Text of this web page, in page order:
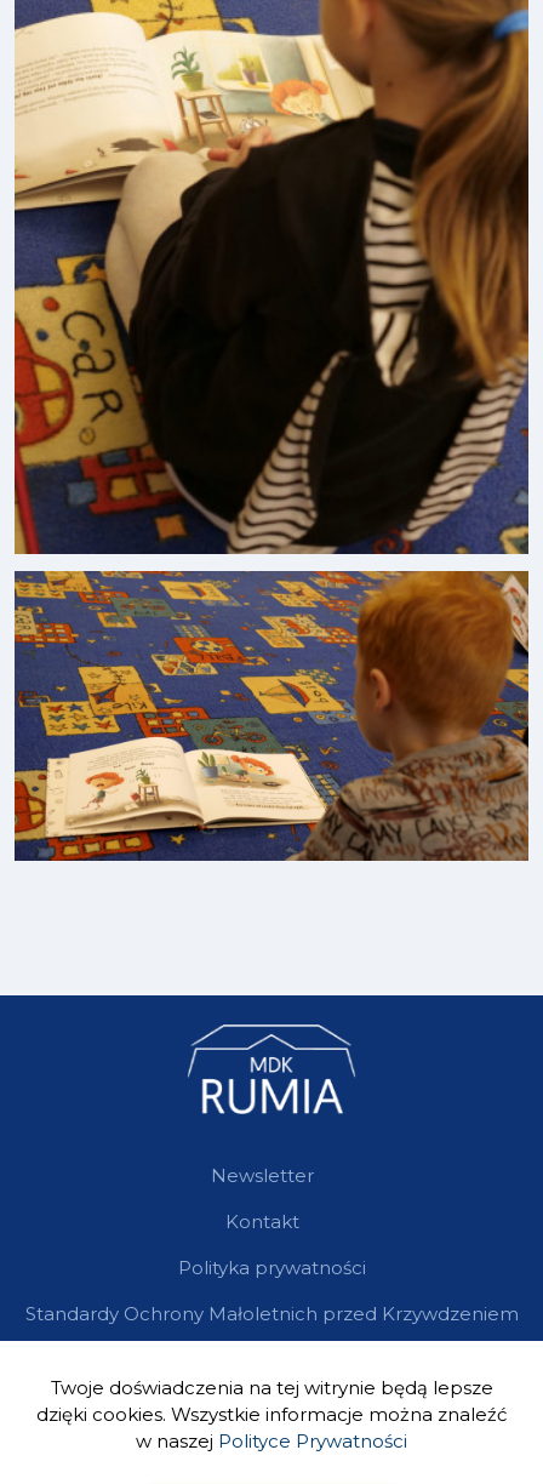
Newsletter
Kontakt
Polityka prywatności
Standardy Ochrony Małoletnich przed Krzywdzeniem
Twoje doświadczenia na tej witrynie będą lepsze
dzięki cookies. Wszystkie informacje można znaleźć
w naszej Polityce Prywatności